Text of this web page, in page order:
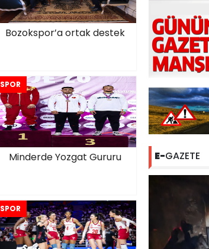
Bozokspor’a ortak destek
SPOR
Minderde Yozgat Gururu
SPOR
E-GAZETE